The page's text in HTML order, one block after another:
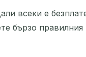
QR
всеки е
бързо